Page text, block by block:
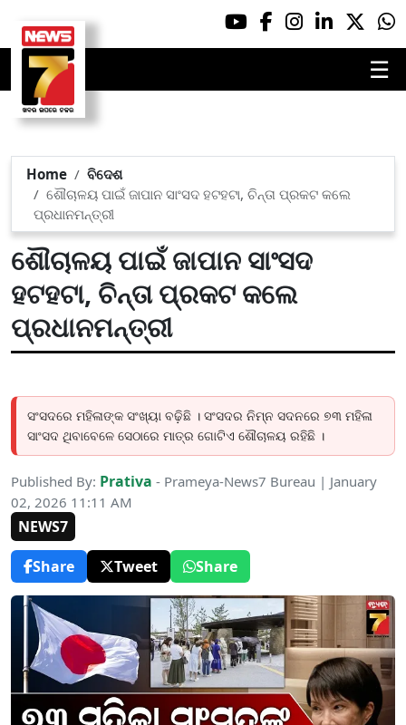
☰
Home
ବିଦେଶ
ଶୌଚାଳୟ ପାଇଁ ଜାପାନ ସାଂସଦ ହଟହଟା, ଚିନ୍ତା ପ୍ରକଟ କଲେ
ପ୍ରଧାନମନ୍ତ୍ରୀ
ଶୌଚାଳୟ ପାଇଁ ଜାପାନ ସାଂସଦ
ହଟହଟା, ଚିନ୍ତା ପ୍ରକଟ କଲେ
ପ୍ରଧାନମନ୍ତ୍ରୀ
ସଂସଦରେ ମହିଳାଙ୍କ ସଂଖ୍ୟା ବଢ଼ିଛି । ସଂସଦର ନିମ୍ନ ସଦନରେ ୭୩ ମହିଳା
ସାଂସଦ ଥିବାବେଳେ ସେଠାରେ ମାତ୍ର ଗୋଟିଏ ଶୌଚାଳୟ ରହିଛି ।
Published By: Prativa - Prameya-News7 Bureau | January
02, 2026 11:11 AM
NEWS7
Share
Tweet Share